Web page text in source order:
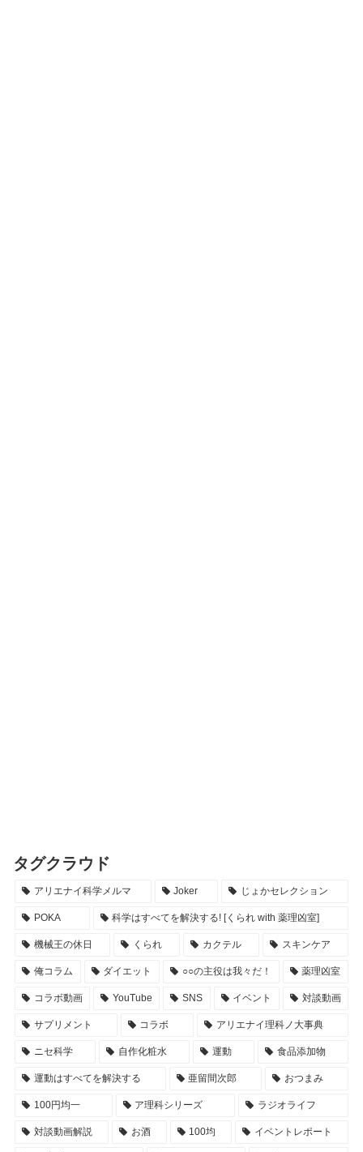
タグクラウド
アリエナイ科学メルマ Joker じょかセレクション
POKA 科学はすべてを解決する! [くられ with 薬理凶室]
機械王の休日 くられ カクテル スキンケア
俺コラム ダイエット ○○の主役は我々だ！ 薬理凶室
コラボ動画 YouTube SNS イベント 対談動画
サプリメント コラボ アリエナイ理科ノ大事典
ニセ科学 自作化粧水 運動 食品添加物
運動はすべてを解決する 亜留間次郎 おつまみ
100円均一 ア理科シリーズ ラジオライフ
対談動画解説 お酒 100均 イベントレポート